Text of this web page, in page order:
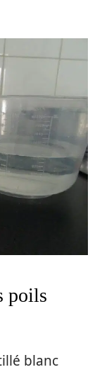
poils
blanc